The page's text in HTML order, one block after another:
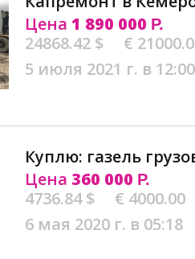
Цена 1 890 000 Р.
24868.42 $
€
5 июля 2021 г. в 12:00
Куплю: газель
Цена 360 000 Р.
4736.84 $
€ 4000.00
6 мая 2020 г. в 05:18